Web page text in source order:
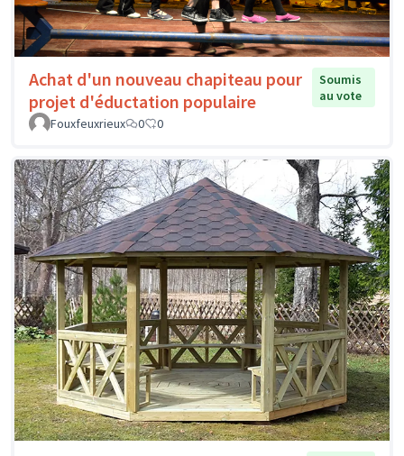
Achat d'un nouveau chapiteau pour
projet d'éductation populaire
Soumis
au vote
Fouxfeuxrieux
0 0